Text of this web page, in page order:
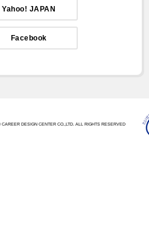
Yahoo! JAPAN
Facebook
CAREER DESIGN CENTER CO.,LTD. ALL RIGHTS RESERVED